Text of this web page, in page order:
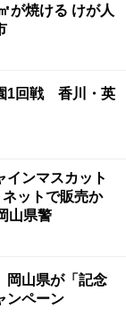
が焼ける けが人
1回戦 香川・英
インマスカット
ットで販売か
山県警
山県が「記念
ンペーン